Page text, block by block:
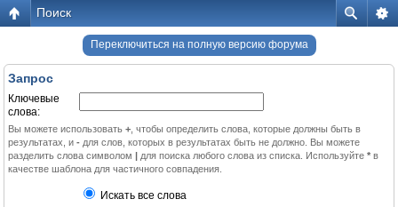
Поиск
Переключиться на полную версию форума
Запрос
Ключевые
слова:
Вы можете использовать + , чтобы определить слова, которые должны быть в
результатах, и - для слов, которых в результатах быть не должно. Вы можете
разделить слова символом | для поиска любого слова из списка. Используйте * в
качестве шаблона для частичного совпадения.
Искать все слова